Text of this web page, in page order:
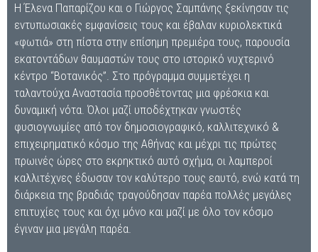
Η Έλενα Παπαρίζου και ο Γιώργος Σαμπάνης ξεκίνησαν τις
εντυπωσιακές εμφανίσεις τους και έβαλαν κυριολεκτικά
«φωτιά» στη πίστα στην επίσημη πρεμιέρα τους, παρουσία
εκατοντάδων θαυμαστών τους στο ιστορικό νυχτερινό
κέντρο “Βοτανικός”. Στο πρόγραμμα συμμετέχει η
ταλαντούχα Αναστασία προσθέτοντας μια φρέσκια και
δυναμική νότα. Όλοι μαζί υποδέχτηκαν γνωστές
φυσιογνωμίες από τον δημοσιογραφικό, καλλιτεχνικό &
επιχειρηματικό κόσμο της Αθήνας και μέχρι τις πρώτες
πρωινές ώρες στο εκρηκτικό αυτό σχήμα, οι λαμπεροί
καλλιτέχνες έδωσαν τον καλύτερο τους εαυτό, ενώ κατά τη
διάρκεια της βραδιάς τραγούδησαν παρέα πολλές μεγάλες
επιτυχίες τους και όχι μόνο και μαζί με όλο τον κόσμο
έγιναν μια μεγάλη παρέα.